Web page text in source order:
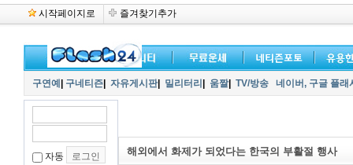
시작페이지로 즐겨찾기추가
구연예 구네티즌 자유게시판| 밀리터리 움짤| TV/방송 네이버, 구글 플
자동
해외에서 화제가 되었다는 한국의 부활절 행사